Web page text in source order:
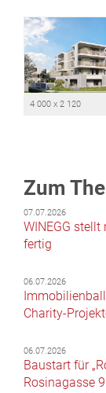
4 000 x 2 120
Zum
07.07.2026
WINEGG
fertig
06.07.2026
Charity-
06.07.2026
Baustart für
Rosinagasse